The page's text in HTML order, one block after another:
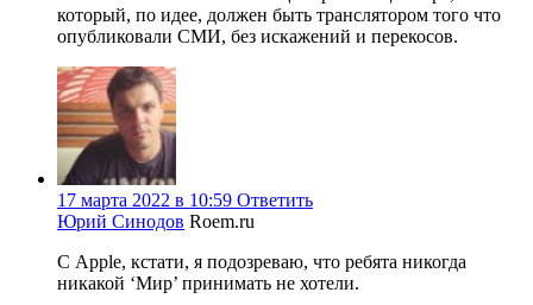
который, по идее, должен быть транслятором того что
опубликовали СМИ, без искажений и перекосов.
17 марта 2022 в 10:59 Ответить
Юрий Синодов Roem.ru
С Apple, кстати, я подозреваю, что ребята никогда
никакой ‘Мир’ принимать не хотели.